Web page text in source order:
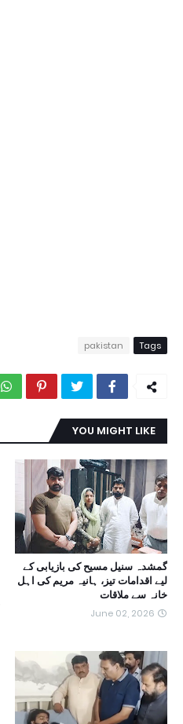
Tags
pakistan
YOU MIGHT LIKE
گمشدہ سنیل مسیح کی بازیابی کے
لیے اقدامات تیز، ہانیہ مریم کی اہل
خانہ سے ملاقات
June 02, 2026